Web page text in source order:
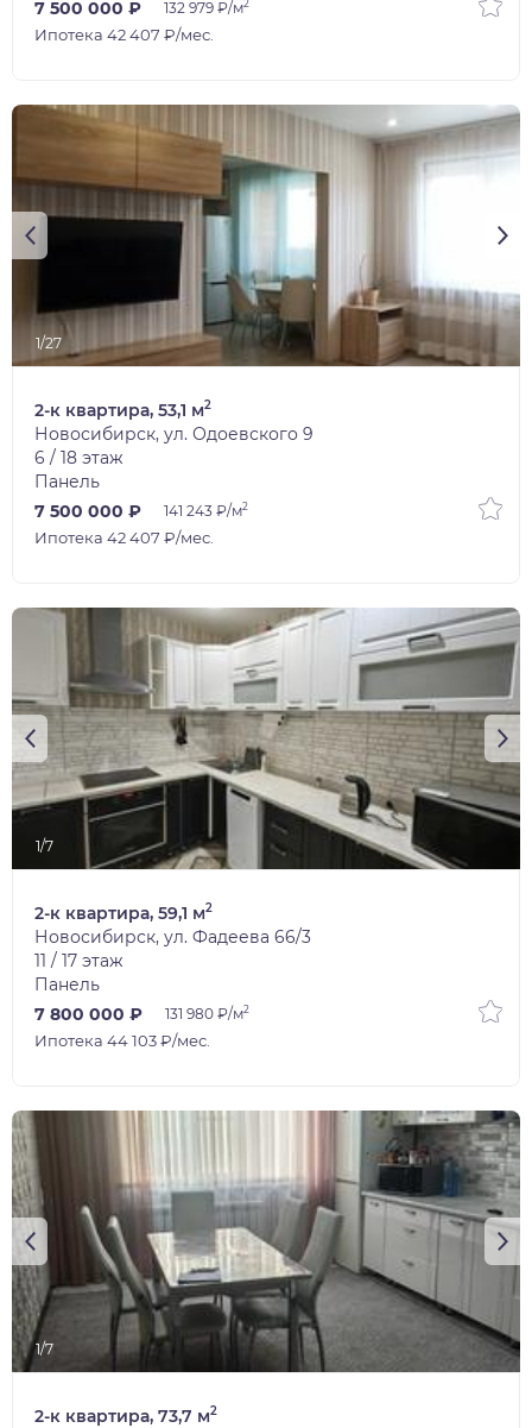
7 500 000 ₽ 132 979 ₽/м2
Ипотека 42 407 ₽/мес.
1/27
2-к квартира, 53,1 м2
Новосибирск, ул. Одоевского 9
6 / 18 этаж
Панель
7 500 000 ₽
141 243 ₽/м2
Ипотека 42 407 ₽/мес.
1/7
2-к квартира, 59,1 м2
Новосибирск, ул. Фадеева 66/3
11 / 17 этаж
Панель
7 800 000 ₽
131 980 ₽/м2
Ипотека 44 103 ₽/мес.
1/7
2-к квартира, 73,7 м2